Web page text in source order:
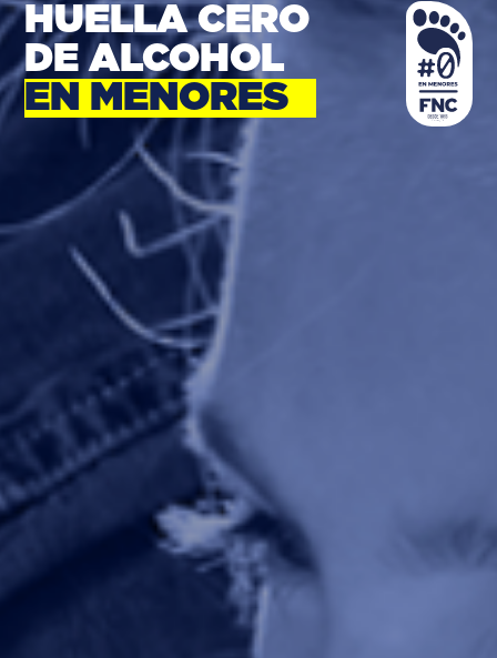
HUELLA CERO
DE ALCOHOL
EN MENORES